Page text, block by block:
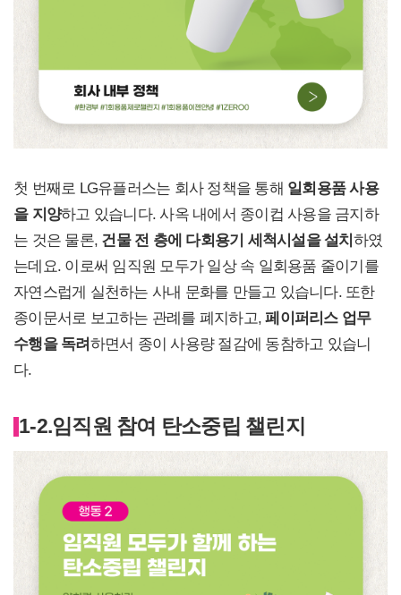
첫 번째로 LG유플러스는 회사 정책을 통해 일회용품 사용
을 지양하고 있습니다. 사옥 내에서 종이컵 사용을 금지하
는 것은 물론, 건물 전 층에 다회용기 세척시설을 설치 하였
는데요. 이로써 임직원 모두가 일상 속 일회용품 줄이기를
자연스럽게 실천하는 사내 문화를 만들고 있습니다. 또한
종이문서로 보고하는 관례를 폐지하고,페이퍼리스 업무
수행을 독려 하면서 종이 사용량 절감에 동참하고 있습니
다.
1-2.임직원 참여 탄소중립 챌린지